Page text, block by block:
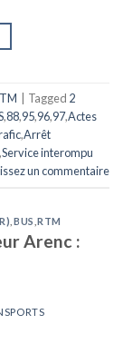
Tagged 2
,88,95,96,97,Actes
,Arrêt
,Service interompu
un commentaire
BUS ,RTM
Arenc :